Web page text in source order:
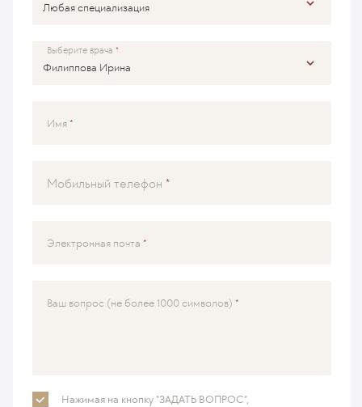
Выберите врача
Имя
Мобильный телефон
Электронная почта
Ваш вопрос (не более 1000 символов)
Нажимая на кнопку "ЗАДАТЬ ВОПРОС",